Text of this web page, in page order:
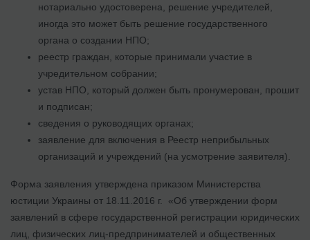
нотариально удостоверена, решение учредителей,
иногда это может быть решение государственного
органа о создании НПО;
реестр граждан, которые принимали участие в
учредительном собрании;
устав НПО, который должен быть пронумерован, прошит
и подписан;
сведения о руководящих органах;
заявление для включения в Реестр неприбыльных
организаций и учреждений (на усмотрение заявителя).
Форма заявления утверждена приказом Министерства
юстиции Украины от 18.11.2016 г. «Об утверждении форм
заявлений в сфере государственной регистрации юридических
лиц, физических лиц-предпринимателей и общественных